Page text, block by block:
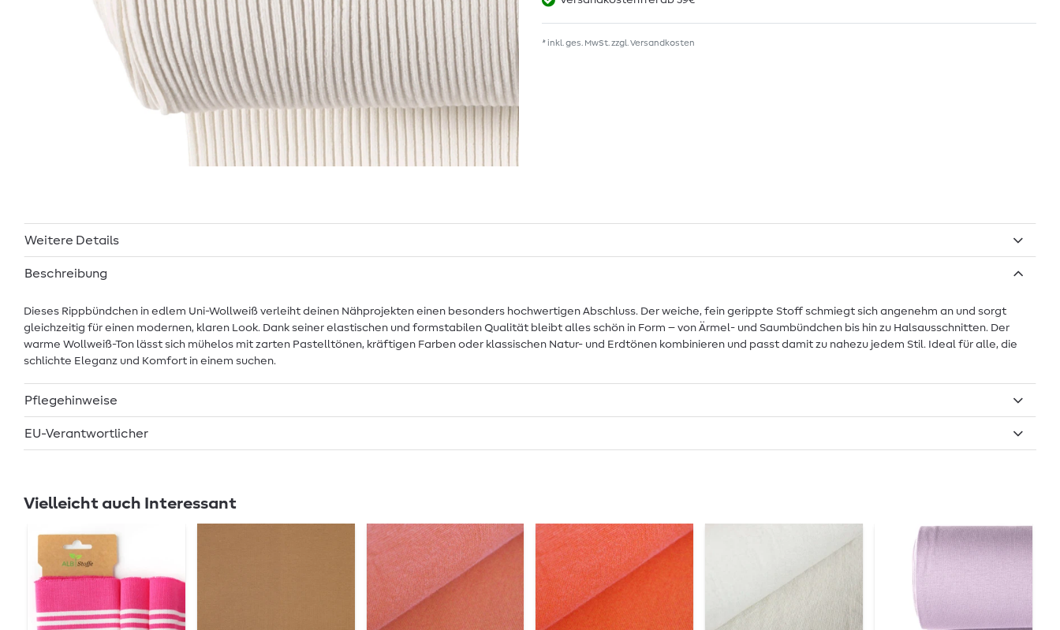
* inkl. ges. MwSt. zzgl.Versandkosten
Weitere Details
Beschreibung
Dieses Rippbündchen in edlem Uni-Wollweiß verleiht deinen Nähprojekten einen besonders hochwertigen Abschluss. Der weiche, fein gerippte Stoff schmiegt sich angenehm an und sorgt
gleichzeitig für einen modernen, klaren Look. Dank seiner elastischen und formstabilen Qualität bleibt alles schön in Form – von Ärmel- und Saumbündchen bis hin zu Halsausschnitten. Der
warme Wollweiß-Ton lässt sich mühelos mit zarten Pastelltönen, kräftigen Farben oder klassischen Natur- und Erdtönen kombinieren und passt damit zu nahezu jedem Stil. Ideal für alle, die
schlichte Eleganz und Komfort in einem suchen.
Pflegehinweise
EU-Verantwortlicher
Vielleicht auch Interessant